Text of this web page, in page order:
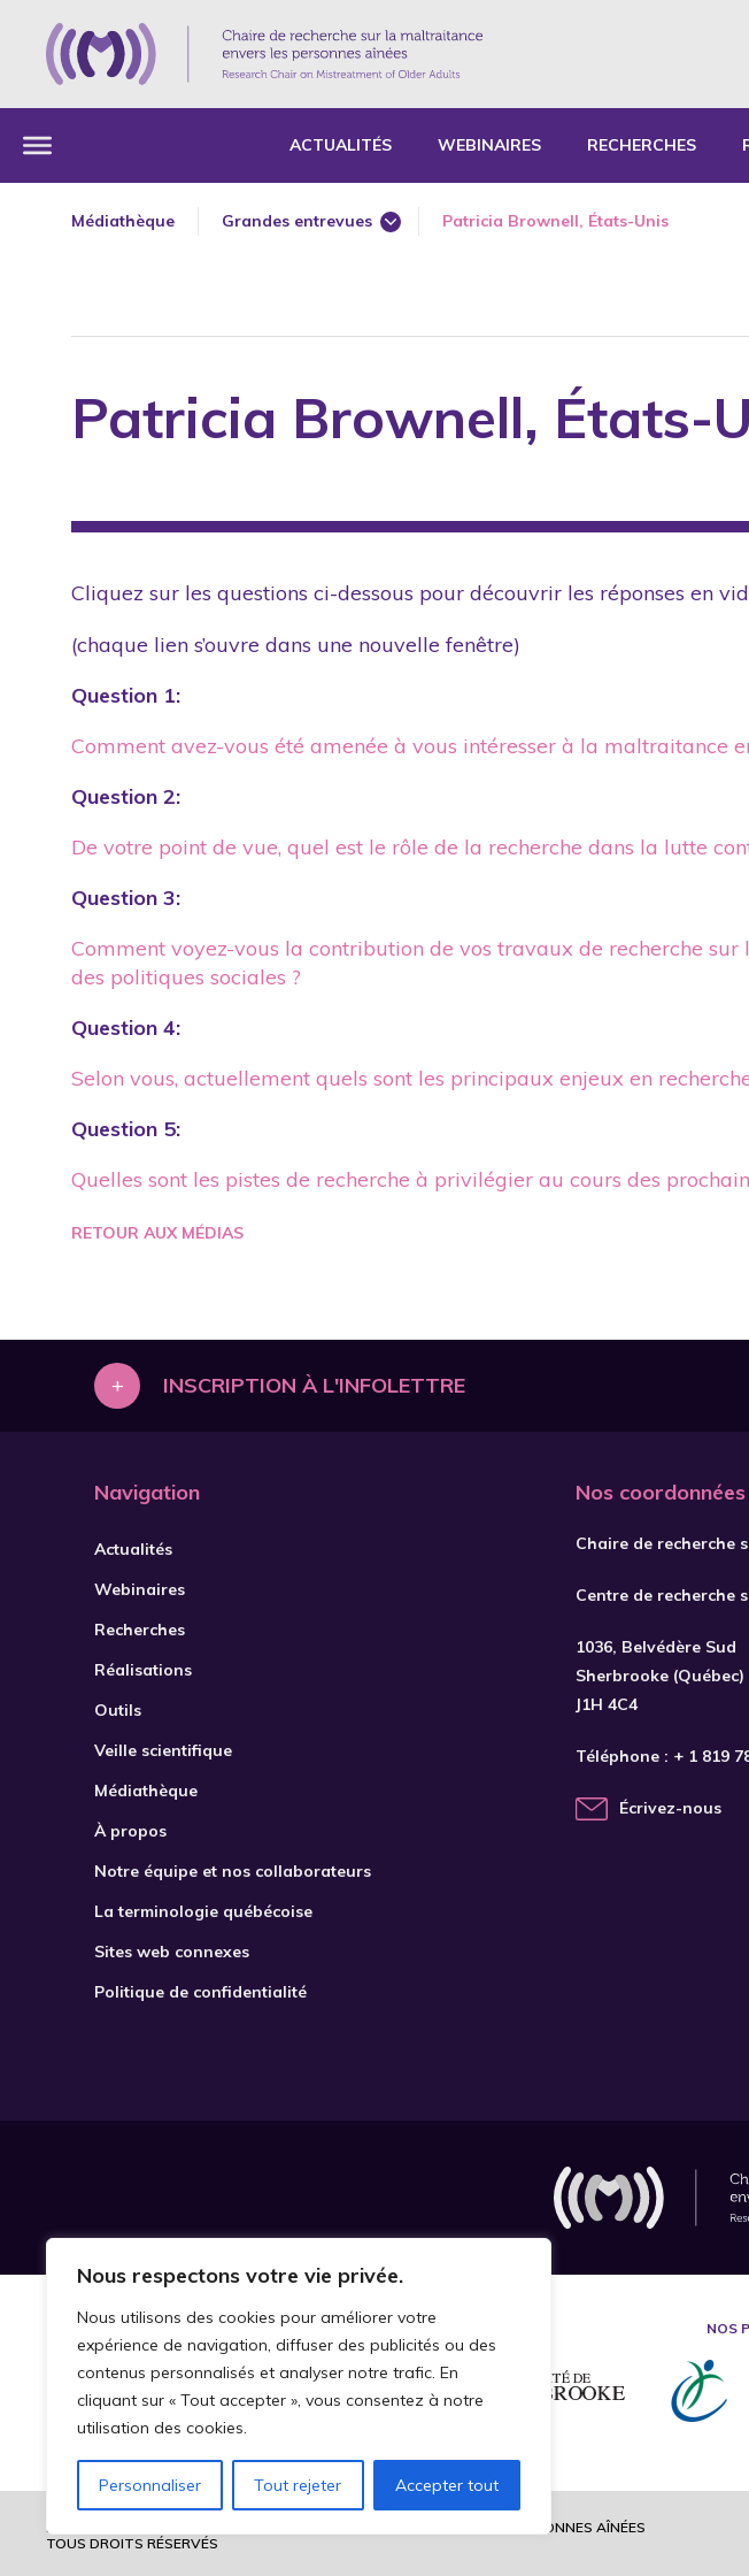
Nous respectons votre vie privée.
Nous utilisons des cookies pour améliorer votre
expérience de navigation, diffuser des publicités ou des
contenus personnalisés et analyser notre trafic. En
cliquant sur « Tout accepter », vous consentez à notre
utilisation des cookies.
Personnaliser Tout rejeter Accepter tout
ACTUALITÉS WEBINAIRES RECHERCHES
Médiathèque
Grandes entrevues
Radio
Web
Patricia Brownell, États-Unis
Patricia Brownell, États-
Cliquez sur les questions ci-dessous pour découvrir les réponses en
(chaque lien s’ouvre dans une nouvelle fenêtre)
Question 1:
Comment avez-vous été amenée à vous intéresser à la maltraitance
Question 2:
De votre point de vue, quel est le rôle de la recherche dans la lutte
Question 3:
Comment voyez-vous la contribution de vos travaux de recherche
des politiques sociales ?
Question 4:
Selon vous, actuellement quels sont les principaux enjeux en
Question 5:
Quelles sont les pistes de recherche à privilégier au cours des
RETOUR AUX MÉDIAS
+ INSCRIPTION À L'INFOLETTRE
Navigation
Actualités
Webinaires
Recherches
Réalisations
Outils
Veille scientifique
Médiathèque
À propos
Notre équipe et nos collaborateurs
La terminologie québécoise
Sites web connexes
Politique de confidentialité
Nos coordonnées
Chaire de recherche
Centre de recherche
1036, Belvédère Sud
Sherbrooke (Québec)
J1H 4C4
Téléphone : + 1 819
Écrivez-nous
NOS
2026 © CHAIRE DE RECHERCHE SUR LA MALTRAITANCE ENVERS LES PERSONNES AÎNÉES
TOUS DROITS RÉSERVÉS